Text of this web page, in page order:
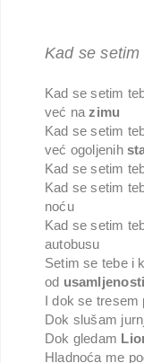
Kad se setim
Kad se setim
već nazimu
Kad se setim
već ogoljenih
Kad se setim
Kad se setim
noću
Kad se setim
autobusu
Setim se tebe i
od usamljenosti
I dok se tresem
Dok slušam
Dok gledam
Hladnoća me